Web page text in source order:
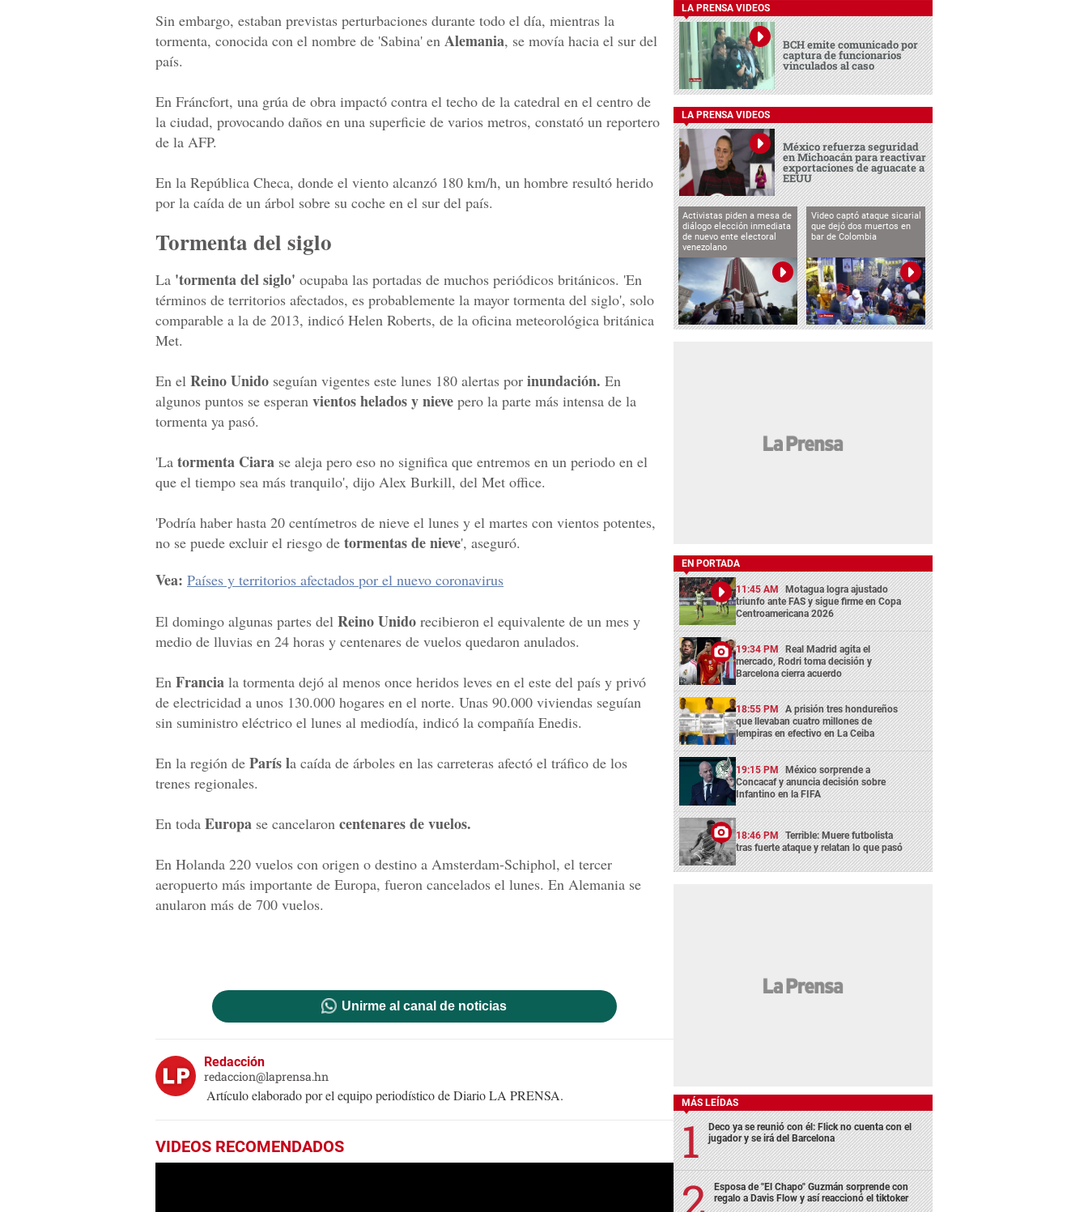
Sin embargo, estaban previstas perturbaciones durante todo el día, mientras la
tormenta, conocida con el nombre de 'Sabina' en Alemania, se movía hacia el sur del
país.
En Fráncfort, una grúa de obra impactó contra el techo de la catedral en el centro de
la ciudad, provocando daños en una superficie de varios metros, constató un reportero
de la AFP.
En la República Checa, donde el viento alcanzó 180 km/h, un hombre resultó herido
por la caída de un árbol sobre su coche en el sur del país.
Tormenta del siglo
La 'tormenta del siglo' ocupaba las portadas de muchos periódicos británicos. 'En
términos de territorios afectados, es probablemente la mayor tormenta del siglo', solo
comparable a la de 2013, indicó Helen Roberts, de la oficina meteorológica británica
Met.
En el Reino Unido seguían vigentes este lunes 180 alertas por inundación. En
algunos puntos se esperan vientos helados y nieve pero la parte más intensa de la
tormenta ya pasó.
'La tormenta Ciara se aleja pero eso no significa que entremos en un periodo en el
que el tiempo sea más tranquilo', dijo Alex Burkill, del Met office.
'Podría haber hasta 20 centímetros de nieve el lunes y el martes con vientos potentes,
no se puede excluir el riesgo de tormentas de nieve', aseguró.
Vea: Países y territorios afectados por el nuevo coronavirus
El domingo algunas partes del Reino Unido recibieron el equivalente de un mes y
medio de lluvias en 24 horas y centenares de vuelos quedaron anulados.
En Francia la tormenta dejó al menos once heridos leves en el este del país y privó
de electricidad a unos 130.000 hogares en el norte. Unas 90.000 viviendas seguían
sin suministro eléctrico el lunes al mediodía, indicó la compañía Enedis.
En la región de París la caída de árboles en las carreteras afectó el tráfico de los
trenes regionales.
En toda Europa se cancelaron centenares de vuelos.
En Holanda 220 vuelos con origen o destino a Amsterdam-Schiphol, el tercer
aeropuerto más importante de Europa, fueron cancelados el lunes. En Alemania se
anularon más de 700 vuelos.
Unirme al canal de noticias
Redacción
redaccion@laprensa.hn
Artículo elaborado por el equipo periodístico de Diario LA PRENSA.
VIDEOS RECOMENDADOS
LA PRENSA VIDEOS
BCH emite comunicado por
captura de funcionarios
vinculados al caso
LA PRENSA VIDEOS
México refuerza seguridad
en Michoacán para reactivar
exportaciones de aguacate a
EEUU
Activistas piden a mesa de
diálogo elección inmediata
de nuevo ente electoral
venezolano
Video captó ataque sicarial
que dejó dos muertos en
bar de Colombia
EN PORTADA
11:45 AM Motagua logra ajustado
triunfo ante FAS y sigue firme en Copa
Centroamericana 2026
19:34 PM Real Madrid agita el
mercado, Rodri toma decisión y
Barcelona cierra acuerdo
18:55 PM A prisión tres hondureños
que llevaban cuatro millones de
lempiras en efectivo en La Ceiba
19:15 PM México sorprende a
Concacaf y anuncia decisión sobre
Infantino en la FIFA
18:46 PM Terrible: Muere futbolista
tras fuerte ataque y relatan lo que pasó
MÁS LEÍDAS
Deco ya se reunió con él: Flick no cuenta con el
jugador y se irá del Barcelona
Esposa de "El Chapo" Guzmán sorprende con
regalo a Davis Flow y así reaccionó el tiktoker